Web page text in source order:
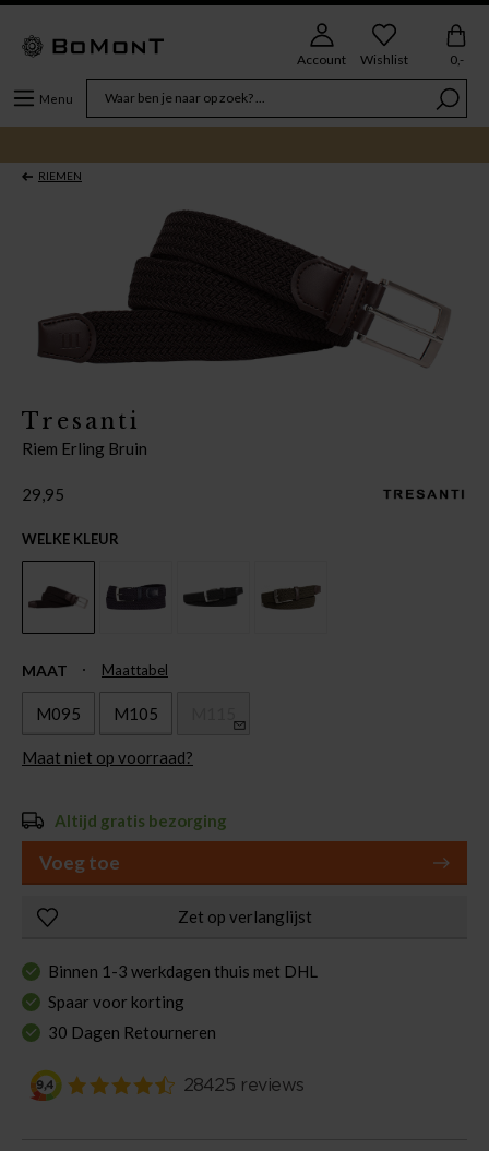
Menu
Account Wishlist 0,-
RIEMEN
Tresanti
Riem Erling Bruin
29,95
WELKE KLEUR
MAAT Maattabel
M095 M105
Maat niet op voorraad?
Altijd gratis bezorging
Voeg toe
Zet op verlanglijst
Binnen 1-3 werkdagen thuis met DHL
Spaar voor korting
30 Dagen Retourneren